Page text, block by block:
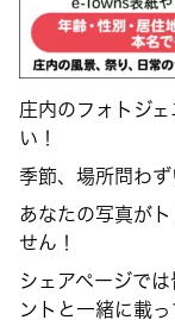
庄内のフォトジ
い！
季節、場所問わ
あなたの写真が
せん！
シェアページで
ントと一緒に載っ